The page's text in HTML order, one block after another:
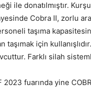
ile donatılmıştır.
Cobra II, zorlu
taşıma
taşımak için
Farklı silah
fuarında yine